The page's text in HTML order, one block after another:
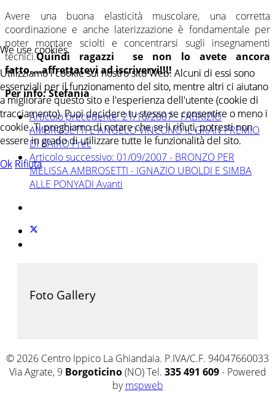
Avere una buona elasticità muscolare, una corretta
coordinazione e anche laterizzazione è fondamentale per
poter montare sciolti e concentrarsi sugli insegnamenti
tecnici.Quindi ragazzi se non lo avete ancora
fatto....affrettatevi ad iscrivervi!!!!
Per info: Stefania
We use cookies
Utilizziamo i cookie sul nostro sito Web. Alcuni di essi sono
essenziali per il funzionamento del sito, mentre altri ci aiutano
a migliorare questo sito e l'esperienza dell'utente (cookie di
tracciamento). Puoi decidere tu stesso se consentire o meno i
cookie. Ti preghiamo di notare che se li rifiuti, potresti non
essere in grado di utilizzare tutte le funzionalità del sito.
Ok Rifiuta
Articolo precedente: 21/10/2007 - FABRIZIO
AMBROSETTI E ANGELO VINCONO IL GRAN PREMIO
DI BAIROPrec
Articolo successivo: 01/09/2007 - BRONZO PER
MELISSA AMBROSETTI - IGNAZIO UBOLDI E SIMBA
ALLE PONYADI Avanti
Foto Gallery
© 2026 Centro Ippico La Ghiandaia. P.IVA/C.F. 94047660033
Via Agrate, 9 Borgoticino(NO) Tel. 335 491 609- Powered
bymspweb
We use cookies
Utilizziamo i cookie sul nostro sito Web. Alcuni di essi sono
essenziali per il funzionamento del sito, mentre altri ci aiutano
a migliorare questo sito e l'esperienza dell'utente (cookie di
tracciamento). Puoi decidere tu stesso se consentire o meno i
cookie. Ti preghiamo di notare che se li rifiuti, potresti non
essere in grado di utilizzare tutte le funzionalità del sito.
Ok Rifiuta